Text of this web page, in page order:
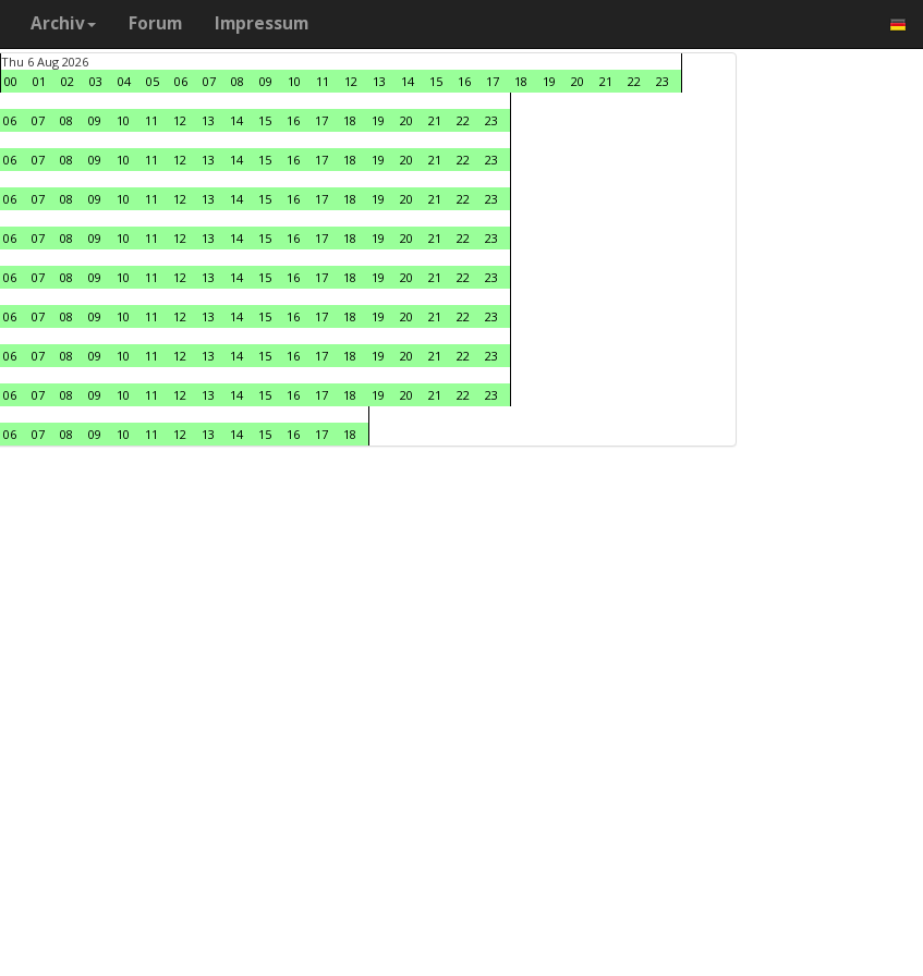
Archiv Forum Impressum
Thu 6 Aug 2026
00
01 02 03 04 05 06 07 08 09 10 11 12 13 14 15 16 17 18 19 20 21 22
23
06 07 08 09 10 11 12 13 14 15 16 17 18 19 20 21 22
23
06 07 08 09 10 11 12 13 14 15 16 17 18 19 20 21 22
23
06 07 08 09 10 11 12 13 14 15 16 17 18 19 20 21 22
23
06 07 08 09 10 11 12 13 14 15 16 17 18 19 20 21 22
23
06 07 08 09 10 11 12 13 14 15 16 17 18 19 20 21 22
23
06 07 08 09 10 11 12 13 14 15 16 17 18 19 20 21 22
23
06 07 08 09 10 11 12 13 14 15 16 17 18 19 20 21 22
23
06 07 08 09 10 11 12 13 14 15 16 17 18 19 20 21 22
23
06 07 08 09 10 11 12 13 14 15 16 17 18